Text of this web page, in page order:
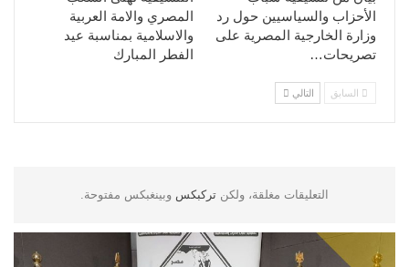
المصري والامة العربية
والاسلامية بمناسبة عيد
الفطر المبارك
الأحزاب والسياسيين حول رد
وزارة الخارجية المصرية على
تصريحات…
السابق التالي
التعليقات مغلقة، ولكن تركبكس وبينغبكس مفتوحة.